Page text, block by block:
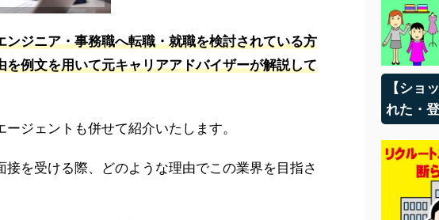
ンジニア・事務職へ転職・就職を検討されている方
を例文を用いて元キャリアアドバイザーが解説して
ジェントも併せて紹介いたします。
を受ける際、どのような理由でこの業界を目指さ
【ショ
れた・